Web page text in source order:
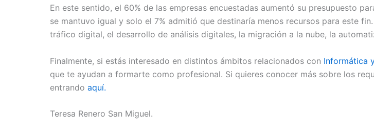
En este sentido, el 60% de las empresas encuestadas aumentó su presupuesto
se mantuvo igual y solo el 7% admitió que destinaría menos recursos para este
tráfico digital, el desarrollo de análisis digitales, la migración a la nube, la
Finalmente, si estás interesado en distintos ámbitos relacionados con Informática
que te ayudan a formarte como profesional. Si quieres conocer más sobre los
entrando aquí.
Teresa Renero San Miguel.